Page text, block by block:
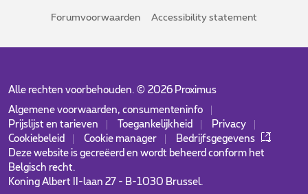
Forumvoorwaarden Accessibility statement
Alle rechten voorbehouden. © 2026Proximus
Algemene voorwaarden, consumenteninfo
Prijslijst en tarieven
Toegankelijkheid
Privacy
Cookiebeleid
Cookie manager
Bedrijfsgegevens
Deze website is gecreëerd en wordt beheerd conform het
Belgisch recht.
Koning Albert II-laan 27 - B-1030 Brussel.